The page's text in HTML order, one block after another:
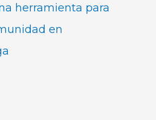
herramienta para
en